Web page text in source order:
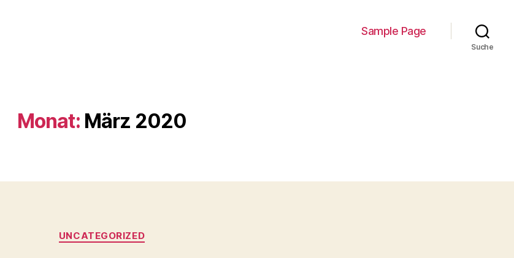
Sample Page
Suche
Monat: März 2020
Kategorien
UNCATEGORIZED